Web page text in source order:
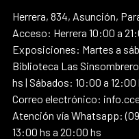
Herrera, 834, Asunción,
Acceso: Herrera 10:00 a
Exposiciones: Martes a
Biblioteca Las
hs | Sábados: 10:00 a 12:00
Correo electrónico:
Atención vía Whatsapp:
13:00 hs a 20:00 hs